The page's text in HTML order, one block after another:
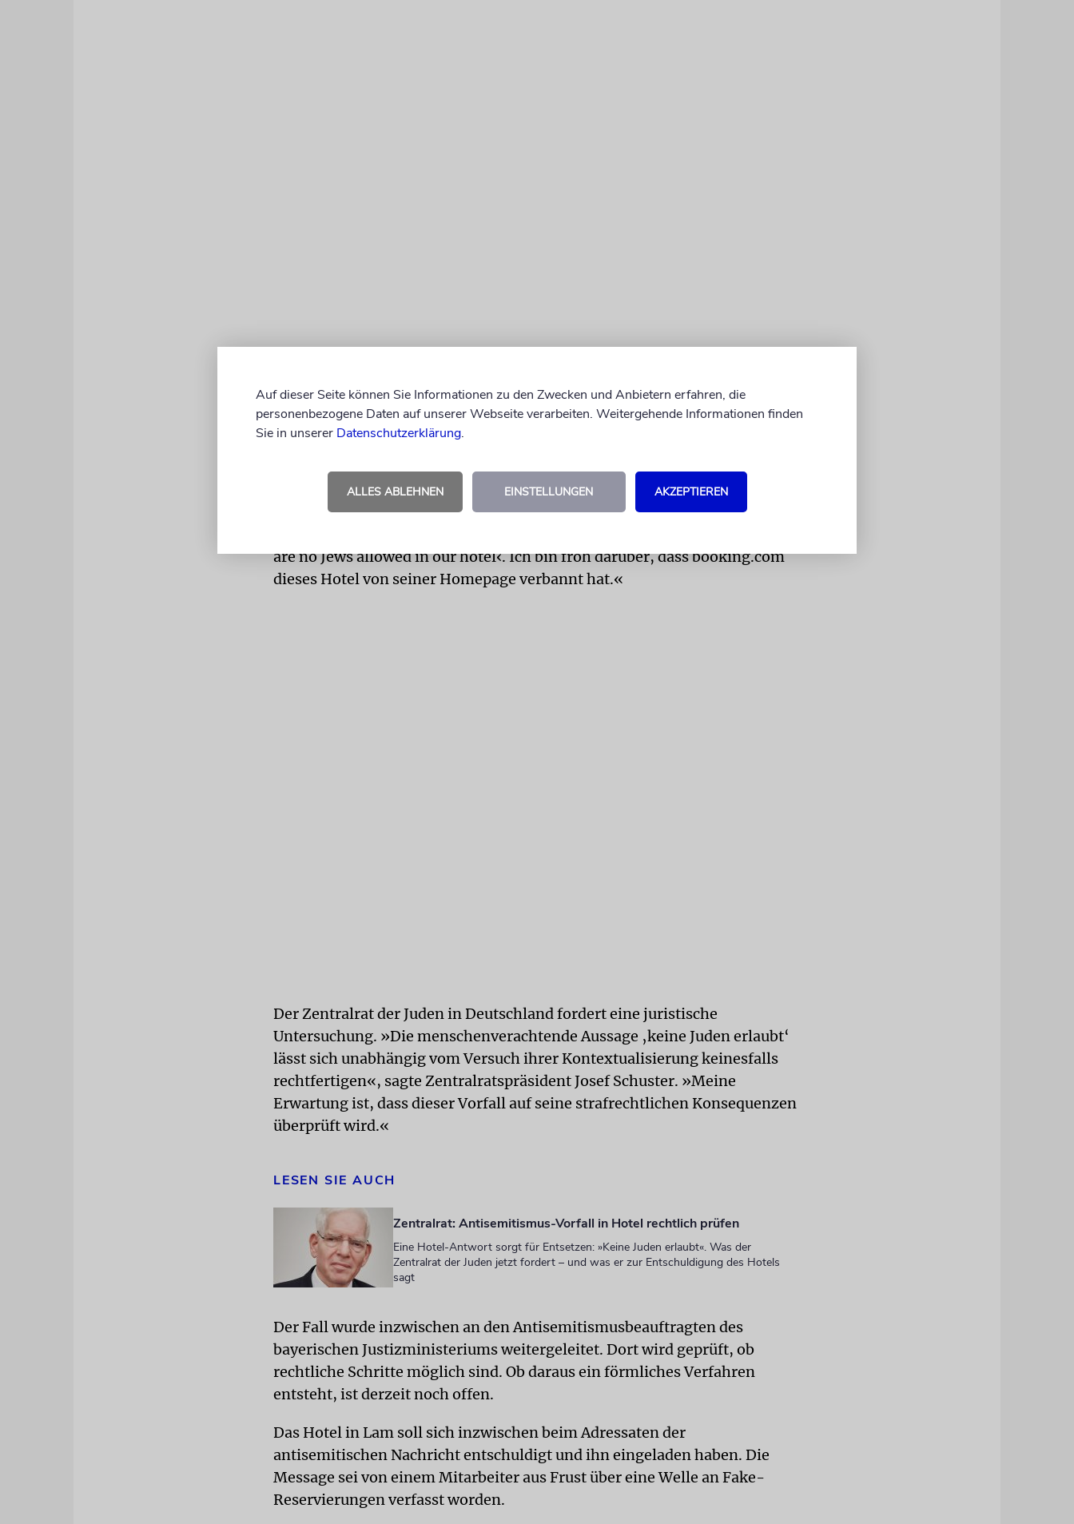
Diplomaten die Echtheit der Nachricht. Das Hotel habe zunächst
bestritten, für die Mitteilung verantwortlich zu sein. Später sei jedoch
Die israelische Generalkonsulin in München, Talya Lador, reagierte
empört. Auf der Plattform X schrieb sie: »Sind wir wieder in den 1930er
are no Jews allowed in our hotel‹. Ich bin froh darüber, dass booking.com
dieses Hotel von seiner Homepage verbannt hat.«
Der Zentralrat der Juden in Deutschland fordert eine juristische
Untersuchung. »Die menschenverachtende Aussage ‚keine Juden erlaubt‘
lässt sich unabhängig vom Versuch ihrer Kontextualisierung keinesfalls
rechtfertigen«, sagte Zentralratspräsident Josef Schuster. »Meine
Erwartung ist, dass dieser Vorfall auf seine strafrechtlichen Konsequenzen
überprüft wird.«
LESEN SIE AUCH
Zentralrat: Antisemitismus-Vorfall in Hotel rechtlich prüfen
Eine Hotel-Antwort sorgt für Entsetzen: »Keine Juden erlaubt«. Was der
Zentralrat der Juden jetzt fordert – und was er zur Entschuldigung des Hotels
sagt
Der Fall wurde inzwischen an den Antisemitismusbeauftragten des
bayerischen Justizministeriums weitergeleitet. Dort wird geprüft, ob
rechtliche Schritte möglich sind. Ob daraus ein förmliches Verfahren
entsteht, ist derzeit noch offen.
Das Hotel in Lam soll sich inzwischen beim Adressaten der
antisemitischen Nachricht entschuldigt und ihn eingeladen haben. Die
Message sei von einem Mitarbeiter aus Frust über eine Welle an Fake-
Reservierungen verfasst worden.
Auf dieser Seite können Sie Informationen zu den Zwecken und Anbietern erfahren, die
personenbezogene Daten auf unserer Webseite verarbeiten. Weitergehende Informationen finden
Sie in unserer Datenschutzerklärung.
ALLES ABLEHNEN EINSTELLUNGEN AKZEPTIEREN